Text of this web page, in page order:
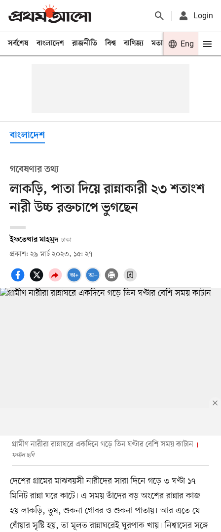
Login
সর্বশেষ বাংলাদেশ রাজনীতি বিশ্ব বাণিজ্য মতামত খেলা
Eng
বাংলাদেশ
গবেষণার তথ্য
লাকড়ি, পাতা দিয়ে রান্নাকারী ২৩ শতাংশ
নারী উচ্চ রক্তচাপে ভুগছেন
ইফতেখার মাহমুদ ঢাকা
প্রকাশ: ২৯ মার্চ ২০২৩, ১৫: ২৭
গ্রামীণ নারীরা রান্নাঘরে একদিনে গড়ে তিন ঘণ্টার বেশি সময় কাটান
ফাইল ছবি
দেশের গ্রামের মাঝবয়সী নারীদের সারা দিনে গড়ে ৩ ঘণ্টা ১৭
মিনিট রান্না ঘরে কাটে। এ সময় তাঁদের বড় অংশের রান্নার কাজ
হয় লাকড়ি, তুষ, শুকনা গোবর ও শুকনা পাতায়। আর এতে যে
ধোঁয়ার সৃষ্টি হয়, তা মূলত রান্নাঘরেই ঘুরপাক খায়। নিশ্বাসের সঙ্গে